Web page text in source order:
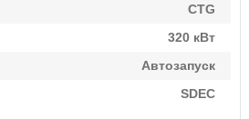
CTG
320 кВт
Автозапуск
SDEC